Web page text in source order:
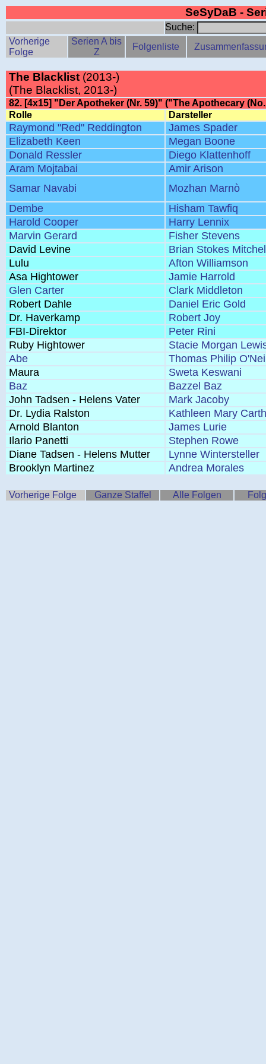
SeSyDaB -
Suche:
Vorherige
Folge
Serien A bis
Z
Folgenliste
The Blacklist (2013-)
(The Blacklist, 2013-)
82. [4x15] "Der Apotheker (Nr. 59)" ("The Apothecary
Rolle
Darsteller
Raymond "Red" Reddington
James Spader
Elizabeth Keen
Megan Boone
Donald Ressler
Diego Klattenhoff
Aram Mojtabai
Amir Arison
Samar Navabi
Mozhan Marnò
Dembe
Hisham Tawfiq
Harold Cooper
Harry Lennix
Marvin Gerard
Fisher Stevens
David Levine
Brian Stokes
Lulu
Afton Williamson
Asa Hightower
Jamie Harrold
Glen Carter
Clark Middleton
Robert Dahle
Daniel Eric Gold
Dr. Haverkamp
Robert Joy
FBI-Direktor
Peter Rini
Ruby Hightower
Stacie Morgan
Abe
Thomas Philip
Maura
Sweta Keswani
Baz
Bazzel Baz
John Tadsen - Helens Vater
Mark Jacoby
Dr. Lydia Ralston
Kathleen Mary
Arnold Blanton
James Lurie
Ilario Panetti
Stephen Rowe
Diane Tadsen - Helens Mutter
Lynne Wintersteller
Brooklyn Martinez
Andrea Morales
Vorherige Folge Ganze Staffel Alle Folgen